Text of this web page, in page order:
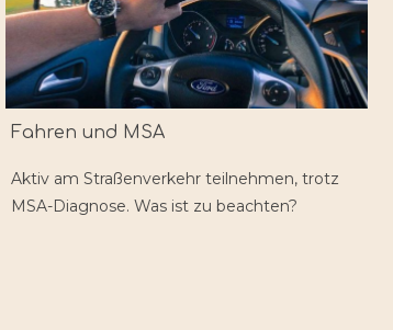
Fahren und MSA
Aktiv am Straßenverkehr teilnehmen, trotz
MSA-Diagnose. Was ist zu beachten?